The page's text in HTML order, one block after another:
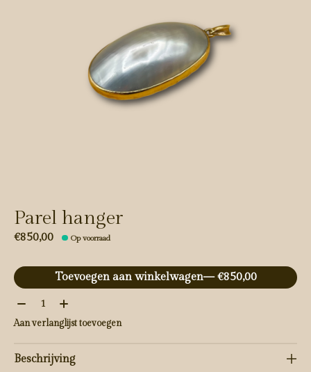
Parel hanger
€850,00 Op voorraad
Toevoegen aan winkelwagen
— €850,00
Aantal:
Aan verlanglijst toevoegen
Beschrijving